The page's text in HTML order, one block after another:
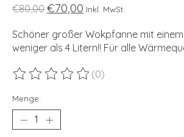
€80,00 €70,00 Inkl. MwSt.
Schöner großer Wokpfanne mit
weniger als 4 Litern!! Für alle
Die Bewertung dieses Produkts ist
(0)
Menge: